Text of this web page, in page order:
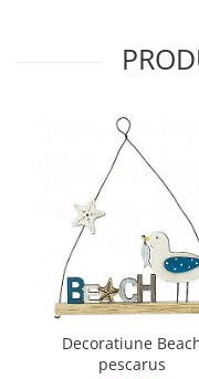
Decoratiune
pescarus